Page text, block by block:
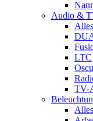
Audio &
LTC
TV-